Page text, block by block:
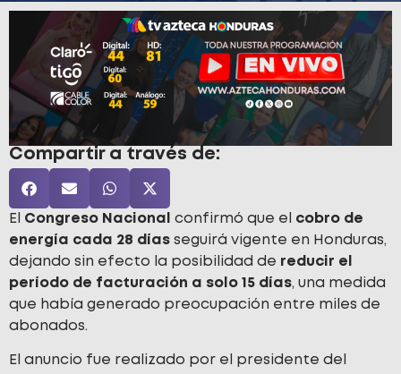
Compartir a través de:
El Congreso Nacional confirmó que el
cobro de
energía cada 28 días seguirá vigente en Honduras,
dejando sin efecto la posibilidad de reducir el
período de facturación a solo 15 días, una medida
que había generado preocupación entre miles de
abonados.
El anuncio fue realizado por el presidente del